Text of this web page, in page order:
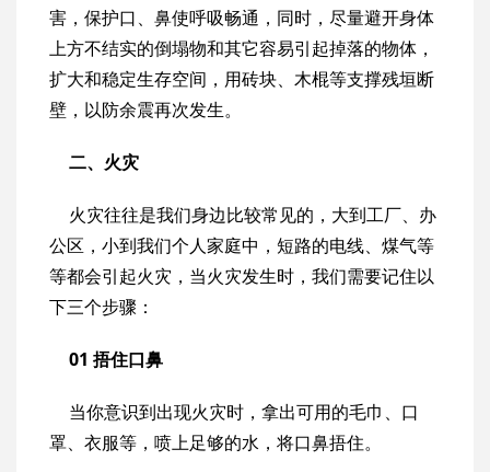
害，保护口、鼻使呼吸畅通，同时，尽量避开身体
上方不结实的倒塌物和其它容易引起掉落的物体，
扩大和稳定生存空间，用砖块、木棍等支撑残垣断
壁，以防余震再次发生。
二、火灾
火灾往往是我们身边比较常见的，大到工厂、办
公区，小到我们个人家庭中，短路的电线、煤气等
等都会引起火灾，当火灾发生时，我们需要记住以
下三个步骤：
01 捂住口鼻
当你意识到出现火灾时，拿出可用的毛巾、口
罩、衣服等，喷上足够的水，将口鼻捂住。